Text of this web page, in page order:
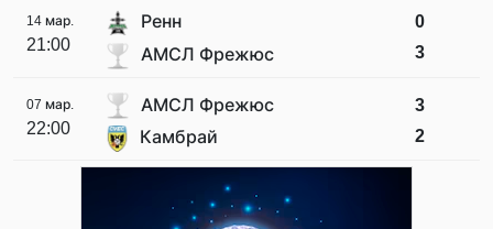
14 мар.
21:00
Ренн
АМСЛ Фрежюс
0
3
07 мар.
22:00
АМСЛ Фрежюс
Камбрай
3
2